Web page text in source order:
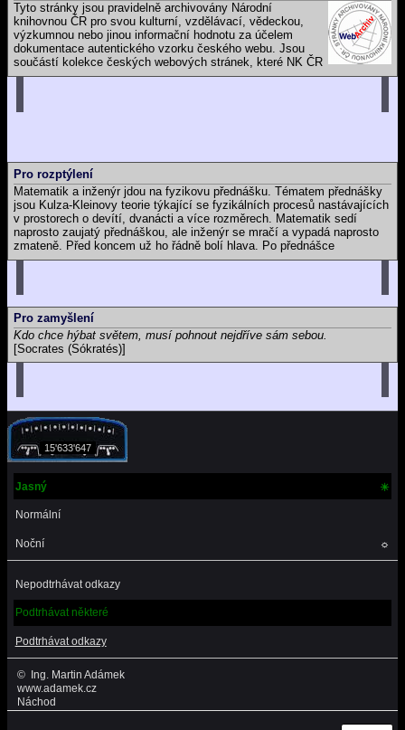
Tyto stránky jsou pravidelně archivovány Národní
knihovnou ČR pro svou kulturní, vzdělávací, vědeckou,
výzkumnou nebo jinou informační hodnotu za účelem
dokumentace autentického vzorku českého webu. Jsou
součástí kolekce českých webových stránek, které NK ČR
hodlá dlouhodobě uchovávat a zpřístupňovat pro budoucí generace.
Pro rozptýlení
Matematik a inženýr jdou na fyzikovu přednášku. Tématem přednášky
jsou Kulza-Kleinovy teorie týkající se fyzikálních procesů nastávajících
v prostorech o devítí, dvanácti a více rozměrech. Matematik sedí
naprosto zaujatý přednáškou, ale inženýr se mračí a vypadá naprosto
zmateně. Před koncem už ho řádně bolí hlava. Po přednášce
matematik ohodnotí přednášku jako vysoce zajímavou.
Inženýr: „Jak je vůbec možné si představit procesy probíhající
v devítirozměrném prostoru?”
Matematik: „Jednoduše, nejprve si to představím v N-rozměrném
prostoru a pak určím N rovno devíti.”
Pro zamyšlení
Kdo chce hýbat světem, musí pohnout nejdříve sám sebou.
[Socrates (Sókratés)]
15'633'647
Jasný ☀
Normální
Noční ☼
Nepodtrhávat odkazy
Podtrhávat některé
Podtrhávat odkazy
©
Ing. Martin Adámek
www.adamek.cz
Náchod